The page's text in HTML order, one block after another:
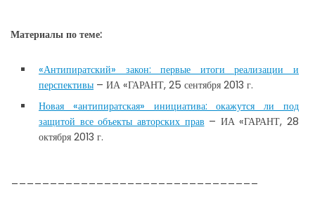
Материалы по теме:
«Антипиратский» закон: первые итоги реализации и
перспективы – ИА «ГАРАНТ, 25 сентября 2013 г.
Новая «антипиратская» инициатива: окажутся ли под
защитой все объекты авторских прав – ИА «ГАРАНТ, 28
октября 2013 г.